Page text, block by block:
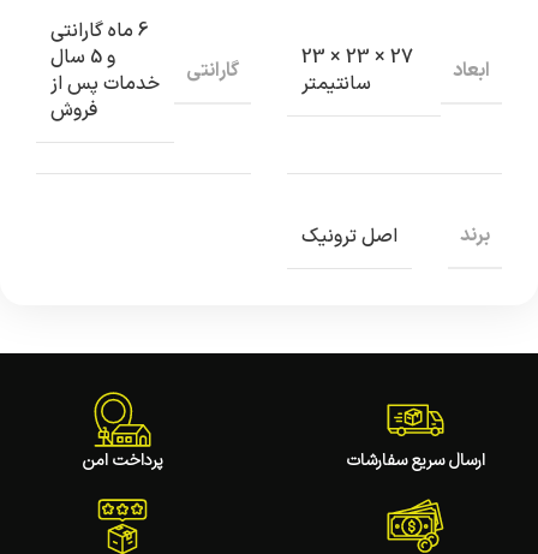
ابعاد
27 × 23 × 23
سانتیمتر
گارانتی
6 ماه گارانتی
و 5 سال
خدمات پس از
فروش
برند اصل ترونیک
ارسال سریع سفارشات پرداخت امن